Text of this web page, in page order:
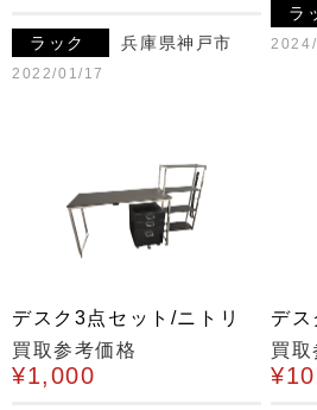
ラック 兵庫県神戸市
2022/01/17
ラ
デスク3点セット/ニトリ
買取参考価格
¥1,000
デス
買取
¥10